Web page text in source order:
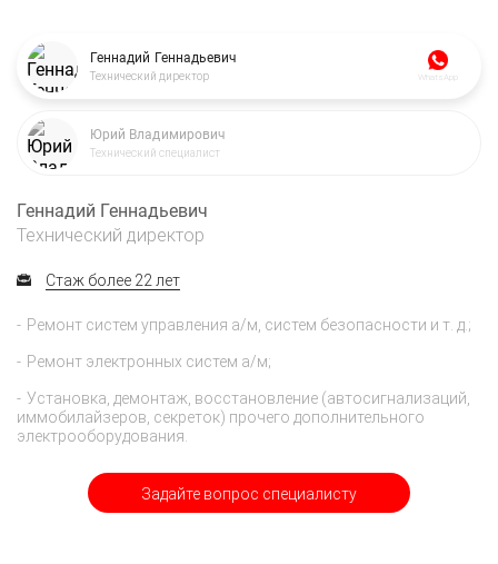
Геннадий Геннадьевич
Технический директор WhatsApp
Юрий Владимирович
Технический специалист
Задайте вопрос специалисту
Геннадий Геннадьевич
Технический директор
Стаж более 22 лет
Ремонт систем управления а/м, систем безопасности и т. д.;
Ремонт электронных систем а/м;
Установка, демонтаж, восстановление (автосигнализаций,
иммобилайзеров, секреток) прочего дополнительного
электрооборудования.